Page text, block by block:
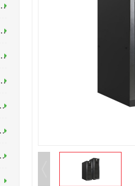
A系列 (6-10kVA )
G系列 (1-3kVA )
G系列 (6-20kVA )
系列 (30-120kVA )
(25-75kVA)
(25-125kVA)
(50-800kVA)